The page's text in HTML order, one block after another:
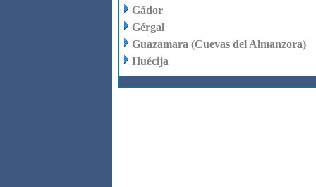
Gádor
Gérgal
Guazamara (Cuevas del Almanzora)
Huécija